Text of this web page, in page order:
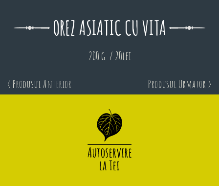
OREZ ASIATIC CU VITA
200 g. / 20lei
< Produsul Anterior Produsul Urmator >